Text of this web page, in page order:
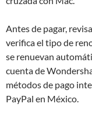
Antes de pagar,
verifica el tipo de
se renuevan
cuenta de
métodos de pago
PayPal en México.